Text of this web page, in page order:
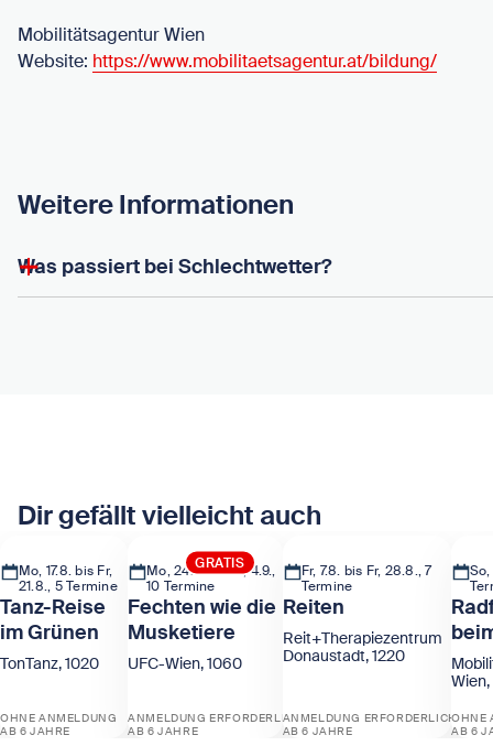
Mobilitätsagentur Wien
Website: https://www.mobilitaetsagentur.at/bildung/
Weitere Informationen
Was passiert bei Schlechtwetter?
Dir gefällt vielleicht auch
Mo, 17.8. bis Fr,
21.8., 5 Termine
Tanz-Reise
im Grünen
TonTanz, 1020
OHNE ANMELDUNG
AB 6 JAHRE
GRATIS
Mo, 24.8. bis Fr, 4.9.,
10 Termine
Fechten wie die
Musketiere
UFC-Wien, 1060
ANMELDUNG ERFORDERLICH
AB 6 JAHRE
Fr, 7.8. bis Fr, 28.8., 7
Termine
Reiten
Reit+Therapiezentrum
Donaustadt, 1220
ANMELDUNG ERFORDERLICH
AB 6 JAHRE
OHNE
AB 6